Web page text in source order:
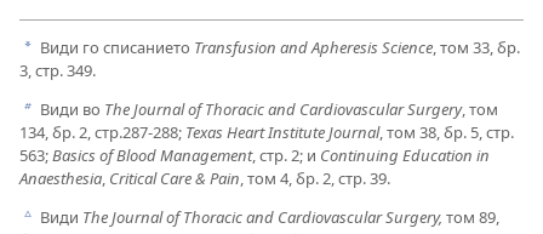
a Види го списанието Transfusion and Apheresis Science, том 33, бр.
3, стр. 349.
b Види во The Journal of Thoracic and Cardiovascular Surgery, том
134, бр. 2, стр.287-288; Texas Heart Institute Journal, том 38, бр. 5, стр.
563;Basics of Blood Management, стр. 2; и Continuing Education in
Anaesthesia, Critical Care & Pain, том 4, бр. 2, стр. 39.
c Види The Journal of Thoracic and Cardiovascular Surgery, том 89,